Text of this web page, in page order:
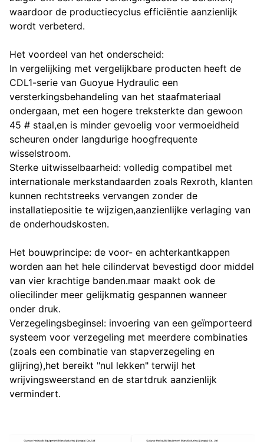
waardoor de productiecyclus efficiëntie aanzienlijk
wordt verbeterd.
Het voordeel van het onderscheid:
In vergelijking met vergelijkbare producten heeft de
CDL1-serie van Guoyue Hydraulic een
versterkingsbehandeling van het staafmateriaal
ondergaan, met een hogere treksterkte dan gewoon
45 # staal,en is minder gevoelig voor vermoeidheid
scheuren onder langdurige hoogfrequente
wisselstroom.
Sterke uitwisselbaarheid: volledig compatibel met
internationale merkstandaarden zoals Rexroth, klanten
kunnen rechtstreeks vervangen zonder de
installatiepositie te wijzigen,aanzienlijke verlaging van
de onderhoudskosten.
Het bouwprincipe: de voor- en achterkantkappen
worden aan het hele cilindervat bevestigd door middel
van vier krachtige banden.maar maakt ook de
oliecilinder meer gelijkmatig gespannen wanneer
onder druk.
Verzegelingsbeginsel: invoering van een geïmporteerd
systeem voor verzegeling met meerdere combinaties
(zoals een combinatie van stapverzegeling en
glijring),het bereikt "nul lekken" terwijl het
wrijvingsweerstand en de startdruk aanzienlijk
vermindert.